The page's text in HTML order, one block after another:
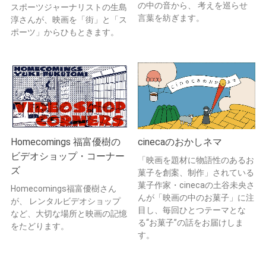
スポーツジャーナリストの生島
淳さんが、映画を「街」と「ス
ポーツ」からひもときます。
の中の音から、 考えを巡らせ
言葉を紡ぎます。
Homecomings 福富優樹の
ビデオショップ・コーナー
ズ
Homecomings福富優樹さん
が、 レンタルビデオショップ
など、大切な場所と映画の記憶
をたどります。
cinecaのおかしネマ
「映画を題材に物語性のあるお
菓子を創案、制作」されている
菓子作家・cinecaの土谷未央さ
んが「映画の中のお菓子」に注
目し、毎回ひとつテーマとな
る“お菓子”の話をお届けしま
す。